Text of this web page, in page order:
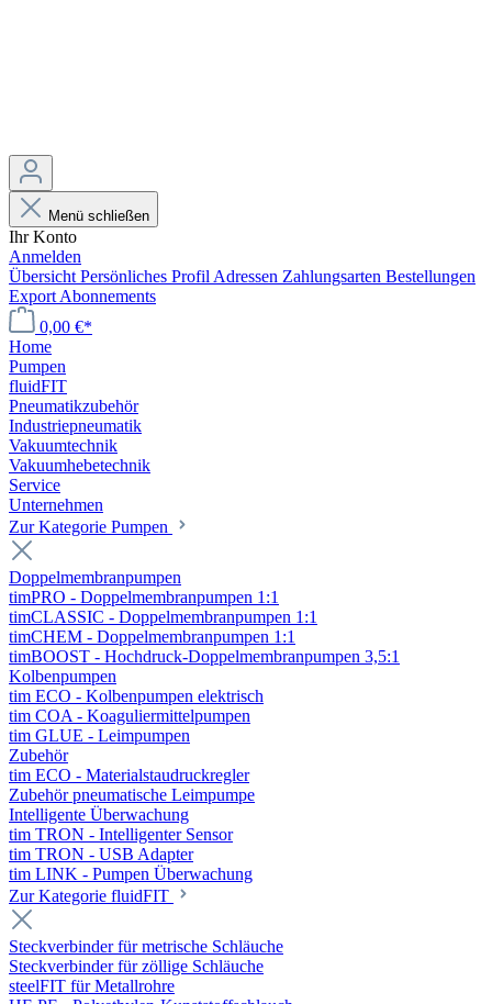
Menü schließen
Ihr Konto
Anmelden
Übersicht Persönliches Profil Adressen Zahlungsarten Bestellungen
Export Abonnements
0,00 €*
Home
Pumpen
fluidFIT
Pneumatikzubehör
Industriepneumatik
Vakuumtechnik
Vakuumhebetechnik
Service
Unternehmen
Zur Kategorie Pumpen
Doppelmembranpumpen
timPRO - Doppelmembranpumpen 1:1
timCLASSIC - Doppelmembranpumpen 1:1
timCHEM - Doppelmembranpumpen 1:1
timBOOST - Hochdruck-Doppelmembranpumpen 3,5:1
Kolbenpumpen
tim ECO - Kolbenpumpen elektrisch
tim COA - Koaguliermittelpumpen
tim GLUE - Leimpumpen
Zubehör
tim ECO - Materialstaudruckregler
Zubehör pneumatische Leimpumpe
Intelligente Überwachung
tim TRON - Intelligenter Sensor
tim TRON - USB Adapter
tim LINK - Pumpen Überwachung
Zur Kategorie fluidFIT
Steckverbinder für metrische Schläuche
Steckverbinder für zöllige Schläuche
steelFIT für Metallrohre